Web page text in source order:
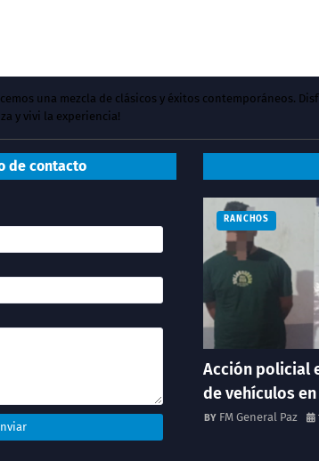
una mezcla de clásicos y éxitos contemporáneos.
y vivi la experiencia!
de contacto
RANCHOS
Acción policial
de vehículos en
FM General Paz